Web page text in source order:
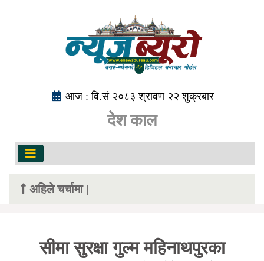
आज : वि.सं २०८३ श्रावण २२ शुक्रबार
देश काल
अहिले चर्चामा |
सीमा सुरक्षा गुल्म महिनाथपुरका